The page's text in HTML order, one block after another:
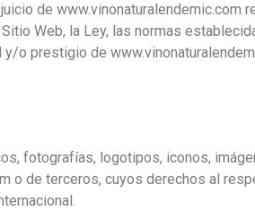
de www.vinonaturalendemic.com
Web, la Ley, las normas
o prestigio de
fotografías, logotipos, iconos,
o de terceros, cuyos derechos al